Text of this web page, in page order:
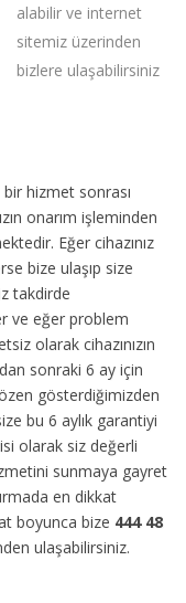
alabilir ve internet
sitemiz üzerinden
bizlere ulaşabilirsiniz
hizmet sonrası
onarım işleminden
Eğer cihazınız
bize ulaşıp size
takdirde
ve eğer problem
olarak cihazınızın
sonraki 6 ay için
gösterdiğimizden
bu 6 aylık garantiyi
olarak siz değerli
sunmaya gayret
en dikkat
boyunca bize 444 48
ulaşabilirsiniz.